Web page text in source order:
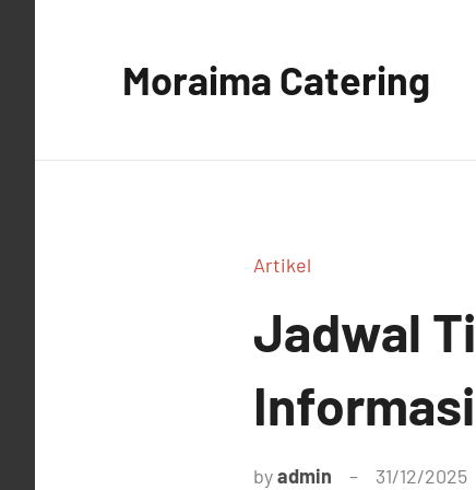
Moraima Catering
Artikel
Jadwal
byadmin 31/12/2025